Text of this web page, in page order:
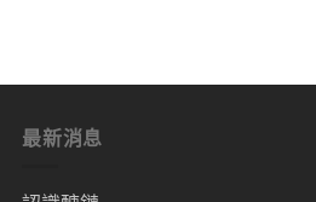
最新消息